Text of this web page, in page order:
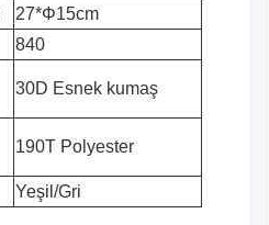
27*Φ15cm
840
30D Esnek kumaş
190T Polyester
Yeşil/Gri